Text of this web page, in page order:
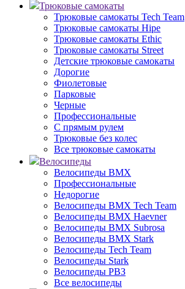
Трюковые самокаты
Трюковые самокаты Tech Team
Трюковые самокаты Hipe
Трюковые самокаты Ethic
Трюковые самокаты Street
Детские трюковые самокаты
Дорогие
Фиолетовые
Парковые
Черные
Профессиональные
С прямым рулем
Трюковые без колес
Все трюковые самокаты
Велосипеды
Велосипеды BMX
Профессиональные
Недорогие
Велосипеды BMX Tech Team
Велосипеды BMX Haevner
Велосипеды BMX Subrosa
Велосипеды BMX Stark
Велосипеды Tech Team
Велосипеды Stark
Велосипеды РВЗ
Все велосипеды